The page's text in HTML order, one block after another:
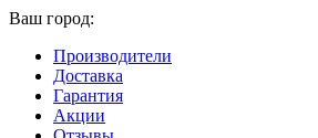
Ваш город:
Производители
Доставка
Гарантия
Акции